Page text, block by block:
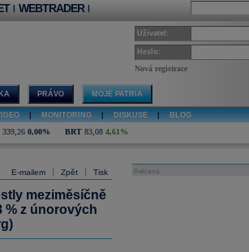
| WEBTRADER |
Uživatel:
Heslo:
Nová registrace
PRÁVO MOJE PATRIA
MONITORING DISKUSE BLOG
339,26 0,00% BRT 83,08 4,61%
E-mailem | Zpět | Tisk
meziměsíčně
% z únorových
Reklama